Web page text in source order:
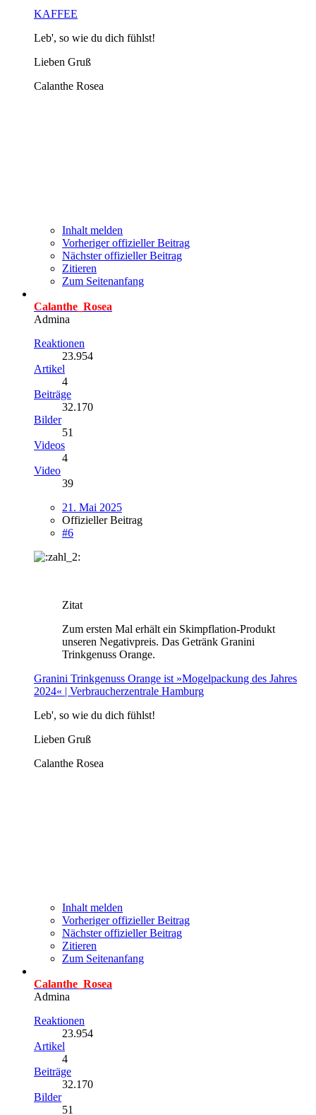
KAFFEE
Leb', so wie du dich fühlst!
Lieben Gruß
Calanthe Rosea
Inhalt melden
Vorheriger offizieller Beitrag
Nächster offizieller Beitrag
Zitieren
Zum Seitenanfang
Calanthe_Rosea
Admina
Reaktionen
23.954
Artikel
4
Beiträge
32.170
Bilder
51
Videos
4
Video
39
21. Mai 2025
Offizieller Beitrag
#6
Zitat
Zum ersten Mal erhält ein Skimpflation-Produkt
unseren Negativpreis. Das Getränk Granini
Trinkgenuss Orange.
Granini Trinkgenuss Orange ist »Mogelpackung des Jahres
2024« | Verbraucherzentrale Hamburg
Leb', so wie du dich fühlst!
Lieben Gruß
Calanthe Rosea
Inhalt melden
Vorheriger offizieller Beitrag
Nächster offizieller Beitrag
Zitieren
Zum Seitenanfang
Calanthe_Rosea
Admina
Reaktionen
23.954
Artikel
4
Beiträge
32.170
Bilder
51